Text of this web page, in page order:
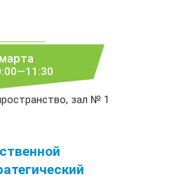
зал № 1